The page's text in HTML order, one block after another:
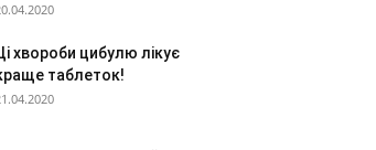
хвороби цибулю лікує
таблеток!